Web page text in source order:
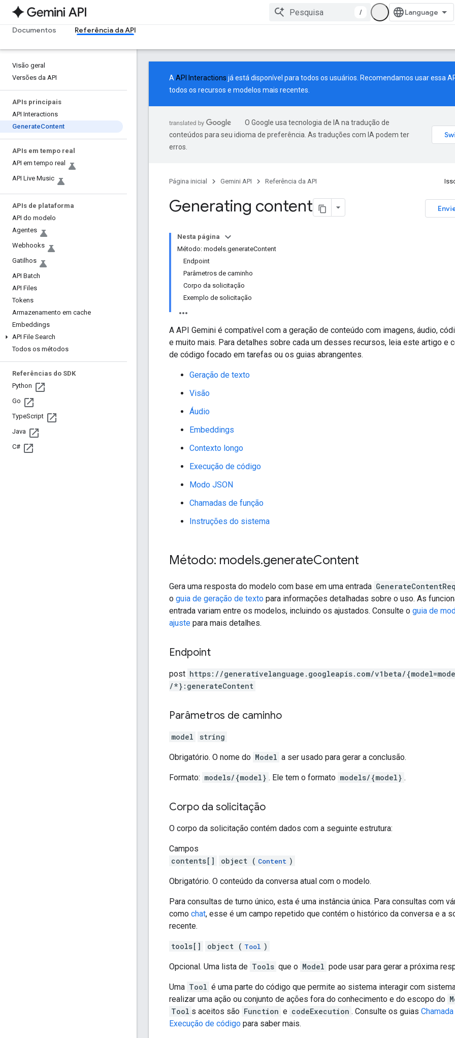
/
Documentos Referência da API
Visão geral
Versões da API
APIs principais
API Interactions
GenerateContent
APIs em tempo real
API em tempo real
API Live Music
APIs de plataforma
API do modelo
Agentes
Webhooks
Gatilhos
API Batch
API Files
Tokens
Armazenamento em cache
Embeddings
API File Search
Todos os métodos
Referências do SDK
Python
Go
TypeScript
Java
C#
A API Interactions já está disponível para todos os usuários. Recomendamos usar essa
todos os recursos e modelos mais recentes.
O Google usa tecnologia de IA na tradução de
conteúdos para seu idioma de preferência. As traduções com IA podem ter
erros.
Página inicial Gemini API Referência da API
Generating content
Nesta página
Método: models.generateContent
Endpoint
Parâmetros de caminho
Corpo da solicitação
Exemplo de solicitação
A API Gemini é compatível com a geração de conteúdo com imagens, áudio,
e muito mais. Para detalhes sobre cada um desses recursos, leia este artigo e
de código focado em tarefas ou os guias abrangentes.
Geração de texto
Visão
Áudio
Embeddings
Contexto longo
Execução de código
Modo JSON
Chamadas de função
Instruções do sistema
Método: models.generateContent
Gera uma resposta do modelo com base em uma entrada
o guia de geração de texto para informações detalhadas sobre o uso. As
entrada variam entre os modelos, incluindo os ajustados. Consulte o guia de
ajuste para mais detalhes.
Endpoint
post https: / /generativelanguage.googleapis.com/v1beta/
/*}:generateContent
Parâmetros de caminho
model string
Obrigatório. O nome do Model a ser usado para gerar a conclusão.
Formato: models/{model} . Ele tem o formato models/{model} .
Corpo da solicitação
O corpo da solicitação contém dados com a seguinte estrutura:
Campos
contents[]
object ( Content )
Obrigatório. O conteúdo da conversa atual com o modelo.
Para consultas de turno único, esta é uma instância única. Para consultas com
como chat, esse é um campo repetido que contém o histórico da conversa e a
recente.
tools[] object ( Tool )
Opcional. Uma lista de Tools que o Model pode usar para gerar a próxima
Uma Tool é uma parte do código que permite ao sistema interagir com
realizar uma ação ou conjunto de ações fora do conhecimento e do escopo do
Tool s aceitos são Function e codeExecution . Consulte os guias
Execução de código para saber mais.